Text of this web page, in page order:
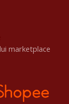
marketplace